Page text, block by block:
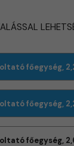
főegység,
főegység,
főegység,